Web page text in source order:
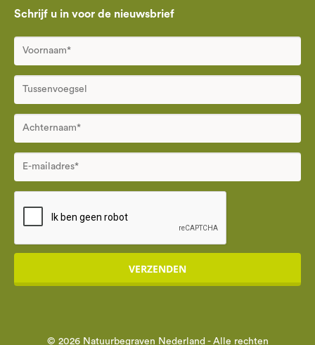
Schrijf u in voor de nieuwsbrief
VERZENDEN
© 2026 Natuurbegraven Nederland - Alle rechten